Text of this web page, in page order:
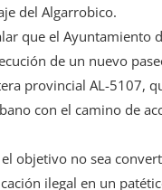
del Algarrobico.
que el Ayuntamiento
de un nuevo
provincial AL-5107,
con el camino de
objetivo no sea
ilegal en un